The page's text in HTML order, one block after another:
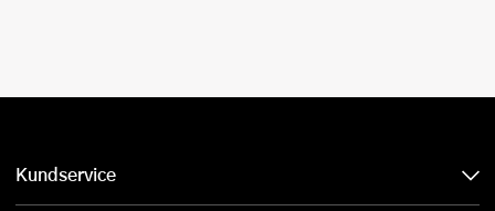
Kundservice